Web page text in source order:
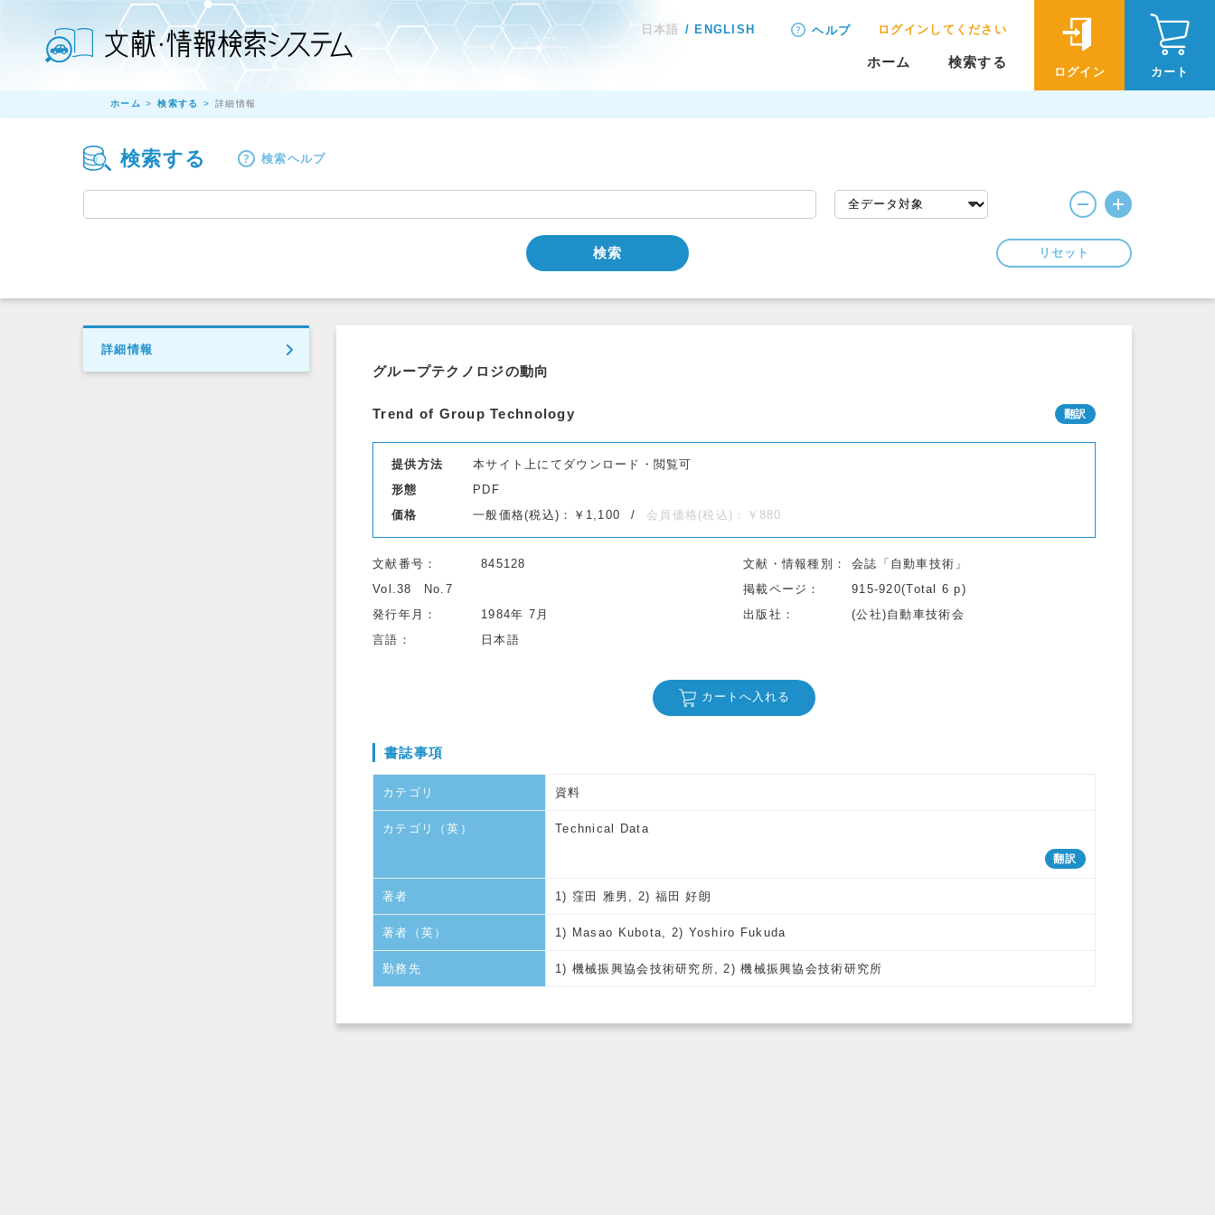
日本語 ENGLISH ヘルプ ログインしてください
ホーム 検索する
ログイン カート
ホーム 検索する 詳細情報
検索する 検索ヘルプ
検索 リセット
詳細情報
グループテクノロジの動向
Trend of Group Technology
提供方法
本サイト上にてダウンロード・閲覧可
形態
PDF
価格
一般価格(税込)：￥1,100 会員価格(税込)：￥880
文献番号 845128 文献・情報種別
会誌「自動車技術」
Vol.38
No.7 掲載ページ
915-920(Total 6 p)
発行年月
1984年 7月 出版社
(公社)自動車技術会
言語
日本語
カートへ入れる
書誌事項
カテゴリ 資料
カテゴリ（英） Technical Data
翻訳
著者 1) 窪田 雅男, 2) 福田 好朗
著者（英） 1) Masao Kubota, 2) Yoshiro Fukuda
勤務先 1) 機械振興協会技術研究所, 2) 機械振興協会技術研究所